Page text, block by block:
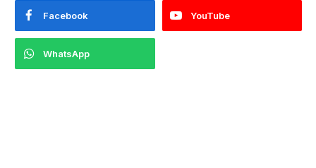
Facebook YouTube
WhatsApp